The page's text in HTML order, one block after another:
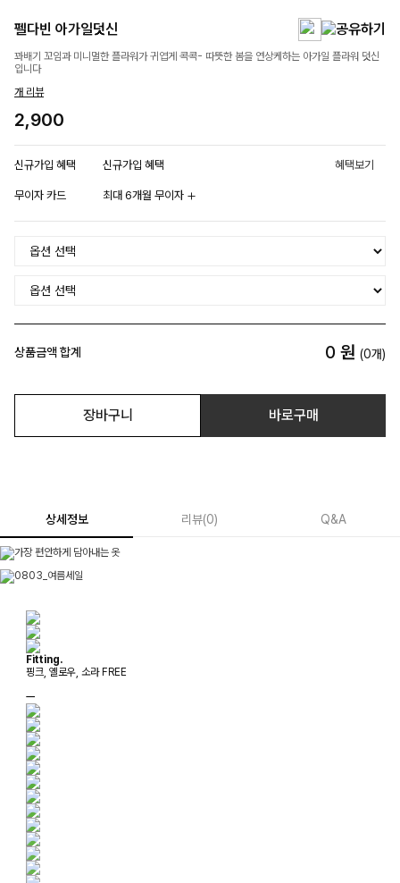
펠다빈 아가일덧신
꽈배기 꼬임과 미니멀한 플라워가 귀엽게 콕콕- 따뜻한 봄을 연상케하는 아가일 플라워 덧신
입니다
개 리뷰
2,900
신규가입 혜택 신규가입 혜택 혜택보기
무이자 카드 최대 6개월 무이자
상품금액 합계 0 원 (0개)
장바구니 바로구매
상세정보 리뷰(0) Q&A
Fitting.
핑크, 옐로우, 소라 FREE
ㅡ